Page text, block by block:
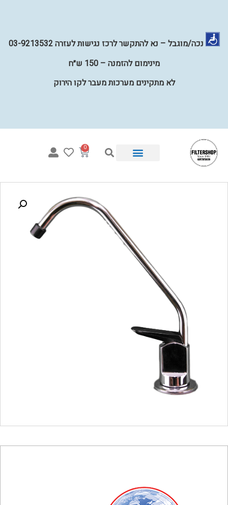
נכה/מוגבל – נא להתקשר לרכז נגישות לעזרה 03-9213532
מינימום להזמנה – 150 ש״ח
לא מתקינים מערכות מעבר לקו הירוק
0